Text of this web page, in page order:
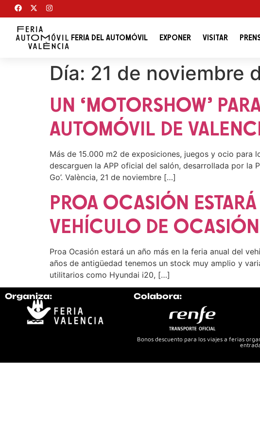
FERIA DEL AUTOMÓVIL EXPONER VISITAR
Día: 21 de noviembre
UN ‘MOTORSHOW’
AUTOMÓVIL DE
Más de 15.000 m2 de exposiciones, juegos y ocio para
descarguen la APP oficial del salón, desarrollada por la
Go’. València, 21 de noviembre […]
PROA OCASIÓN
VEHÍCULO DE
Proa Ocasión estará un año más en la feria anual del
años de antigüedad tenemos un stock muy amplio y
utilitarios como Hyundai i20, […]
Organiza: Colabora:
Bonos descuento para los viajes a ferias